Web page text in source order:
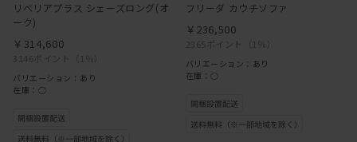
リベリアプラス シェーズロング(オ
ーク)
3146ポイント （1％）
￥314,600
バリエーション：あり
在庫：○
フリーダ カウチソファ
2365ポイント （1％）
￥236,500
バリエーション：あり
在庫：○